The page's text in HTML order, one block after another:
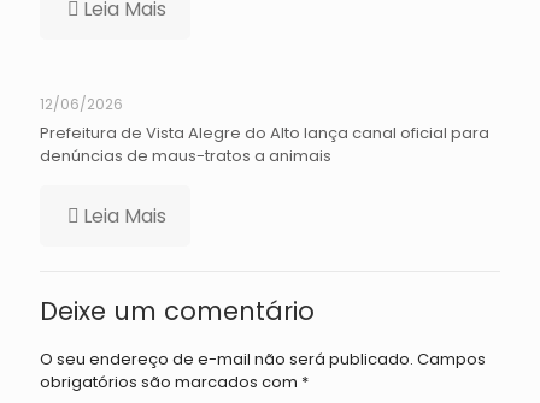
Leia Mais
12/06/2026
Prefeitura de Vista Alegre do Alto lança canal oficial para
denúncias de maus-tratos a animais
Leia Mais
Deixe um comentário
O seu endereço de e-mail não será publicado. Campos
obrigatórios são marcados com *